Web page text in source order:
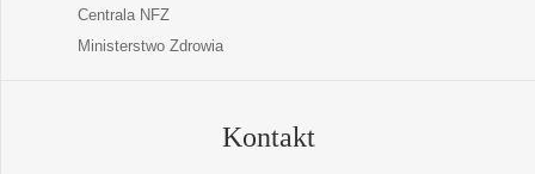
Centrala NFZ
Ministerstwo Zdrowia
Kontakt